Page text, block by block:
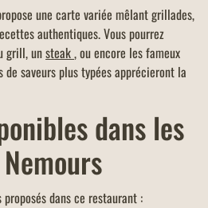
une carte variée mêlant grillades,
authentiques. Vous pourrez
grill, unsteak, ou encore les fameux
de saveurs plus typées apprécieront la
dans les
dans ce restaurant :